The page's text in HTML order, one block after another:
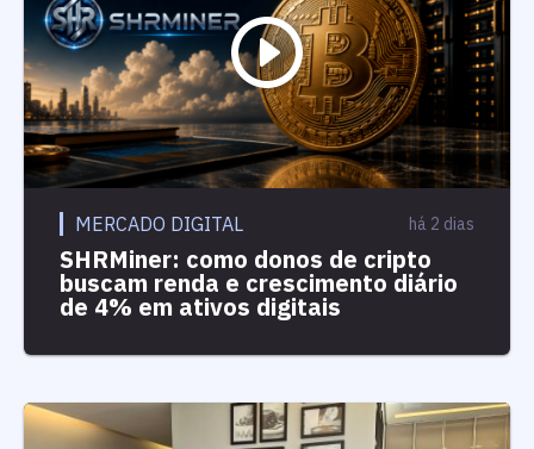
MERCADO DIGITAL há 2 dias
SHRMiner: como donos de cripto
buscam renda e crescimento diário
de 4% em ativos digitais